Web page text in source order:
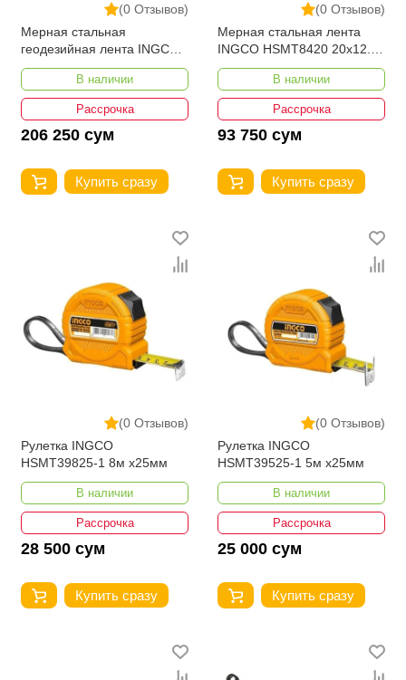
(0 Отзывов)
Мерная стальная
геодезийная лента INGCO
HSMT8550 50м*12.5 мм
В наличии
Рассрочка
206 250 сум
Купить сразу
(0 Отзывов)
Мерная стальная лента
INGCO HSMT8420 20x12.5
мм
В наличии
Рассрочка
93 750 сум
Купить сразу
(0 Отзывов)
Рулетка INGCO
HSMT39825-1 8м x25мм
В наличии
Рассрочка
28 500 сум
Купить сразу
(0 Отзывов)
Рулетка INGCO
HSMT39525-1 5м x25мм
В наличии
Рассрочка
25 000 сум
Купить сразу